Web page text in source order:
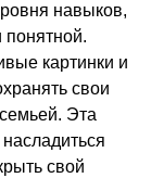
навыков,
понятной.
картинки и
свои
Эта
свой